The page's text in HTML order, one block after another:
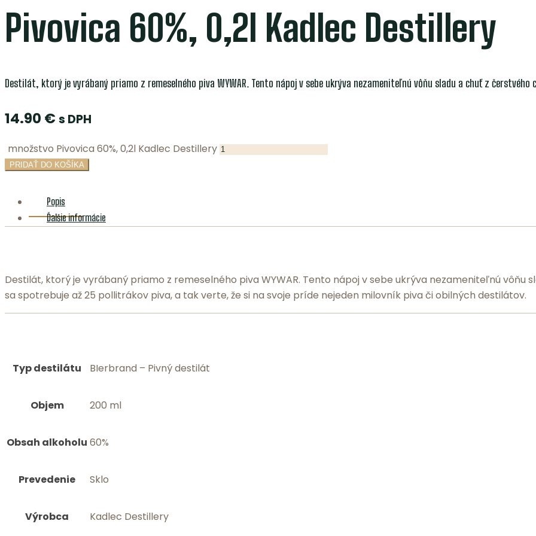
Pivovica 60%, 0,2l Kadlec Destillery
Destilát, ktorý je vyrábaný priamo z remeselného piva WYWAR. Tento nápoj v sebe ukrýva nezameniteľnú vôňu sladu a chuť z čerstvého
14.90 € s DPH
množstvo Pivovica 60%, 0,2l Kadlec Destillery
PRIDAŤ DO KOŠÍKA
Popis
Ďalšie informácie
Destilát, ktorý je vyrábaný priamo z remeselného piva WYWAR. Tento nápoj v sebe ukrýva nezameniteľnú vôňu
sa spotrebuje až 25 pollitrákov piva, a tak verte, že si na svoje príde nejeden milovník piva či obilných destilátov.
Typ destilátu BIerbrand – Pivný destilát
Objem 200 ml
Obsah alkoholu 60%
Prevedenie Sklo
Výrobca Kadlec Destillery